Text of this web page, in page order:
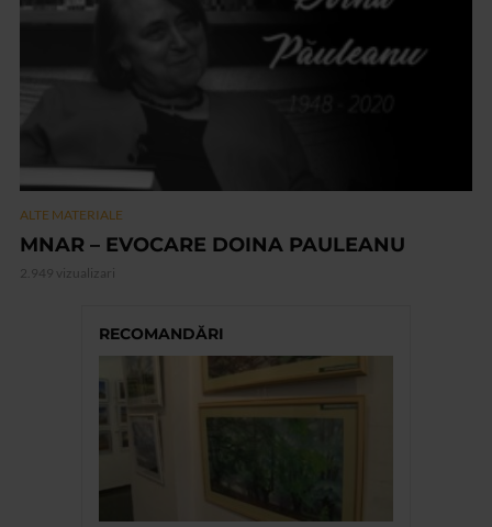
ALTE MATERIALE
MNAR – EVOCARE DOINA PAULEANU
2.949 vizualizari
RECOMANDĂRI